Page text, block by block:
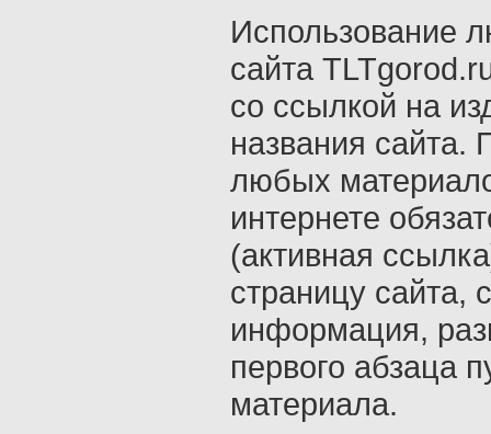
Использование
сайта
со ссылкой на
названия сайта.
любых
интернете
(активная
страницу сайта,
информация,
первого абзаца
материала.